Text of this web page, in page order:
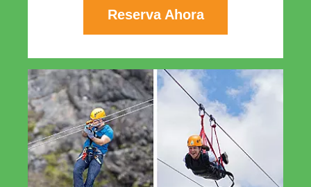
Reserva Ahora